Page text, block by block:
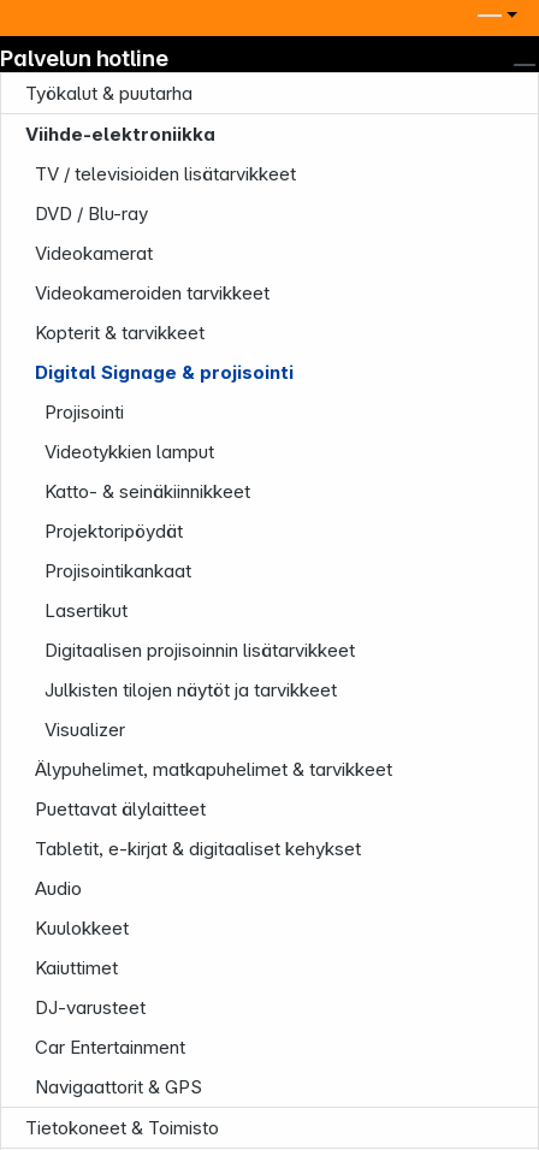
Työkalut & puutarha
Viihde-elektroniikka
TV / televisioiden lisätarvikkeet
DVD / Blu-ray
Videokamerat
Videokameroiden tarvikkeet
Kopterit & tarvikkeet
Digital Signage & projisointi
Projisointi
Videotykkien lamput
Katto- & seinäkiinnikkeet
Projektoripöydät
Projisointikankaat
Lasertikut
Digitaalisen projisoinnin lisätarvikkeet
Julkisten tilojen näytöt ja tarvikkeet
Visualizer
Älypuhelimet, matkapuhelimet & tarvikkeet
Puettavat älylaitteet
Tabletit, e-kirjat & digitaaliset kehykset
Audio
Kuulokkeet
Kaiuttimet
DJ-varusteet
Car Entertainment
Navigaattorit & GPS
Tietokoneet & Toimisto
Palvelun hotline
Yritys